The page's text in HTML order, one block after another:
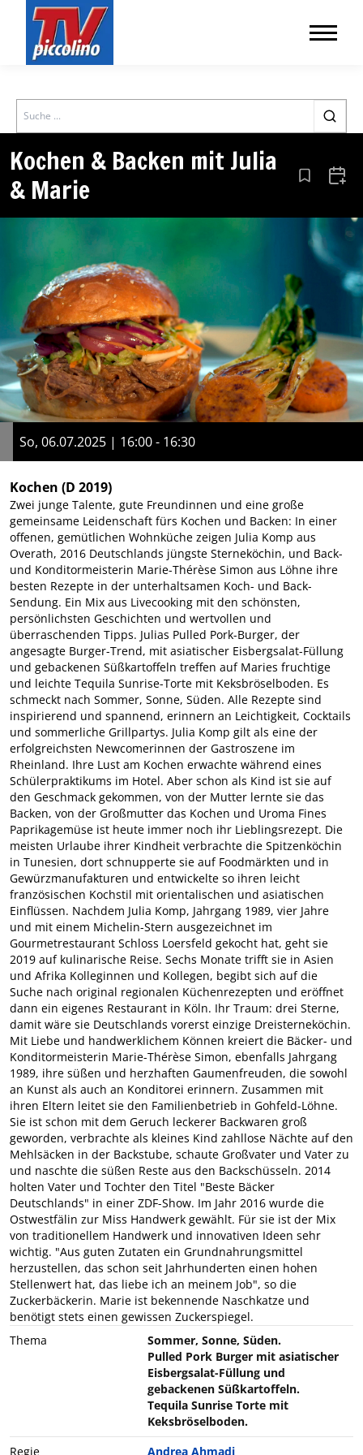
Search
Kochen & Backen mit Julia
& Marie
Aus den
So, 06.07.2025 | 16:00 - 16:30
Kochen (D 2019)
Zwei junge Talente, gute Freundinnen und eine große
gemeinsame Leidenschaft fürs Kochen und Backen: In einer
offenen, gemütlichen Wohnküche zeigen Julia Komp aus
Overath, 2016 Deutschlands jüngste Sterneköchin, und Back-
und Konditormeisterin Marie-Thérèse Simon aus Löhne ihre
besten Rezepte in der unterhaltsamen Koch- und Back-
Sendung. Ein Mix aus Livecooking mit den schönsten,
persönlichsten Geschichten und wertvollen und
überraschenden Tipps. Julias Pulled Pork-Burger, der
angesagte Burger-Trend, mit asiatischer Eisbergsalat-Füllung
und gebackenen Süßkartoffeln treffen auf Maries fruchtige
und leichte Tequila Sunrise-Torte mit Keksbröselboden. Es
schmeckt nach Sommer, Sonne, Süden. Alle Rezepte sind
inspirierend und spannend, erinnern an Leichtigkeit, Cocktails
und sommerliche Grillpartys. Julia Komp gilt als eine der
erfolgreichsten Newcomerinnen der Gastroszene im
Rheinland. Ihre Lust am Kochen erwachte während eines
Schülerpraktikums im Hotel. Aber schon als Kind ist sie auf
den Geschmack gekommen, von der Mutter lernte sie das
Backen, von der Großmutter das Kochen und Uroma Fines
Paprikagemüse ist heute immer noch ihr Lieblingsrezept. Die
meisten Urlaube ihrer Kindheit verbrachte die Spitzenköchin
in Tunesien, dort schnupperte sie auf Foodmärkten und in
Gewürzmanufakturen und entwickelte so ihren leicht
französischen Kochstil mit orientalischen und asiatischen
Einflüssen. Nachdem Julia Komp, Jahrgang 1989, vier Jahre
und mit einem Michelin-Stern ausgezeichnet im
Gourmetrestaurant Schloss Loersfeld gekocht hat, geht sie
2019 auf kulinarische Reise. Sechs Monate trifft sie in Asien
und Afrika Kolleginnen und Kollegen, begibt sich auf die
Suche nach original regionalen Küchenrezepten und eröffnet
dann ein eigenes Restaurant in Köln. Ihr Traum: drei Sterne,
damit wäre sie Deutschlands vorerst einzige Dreisterneköchin.
Mit Liebe und handwerklichem Können kreiert die Bäcker- und
Konditormeisterin Marie-Thérèse Simon, ebenfalls Jahrgang
1989, ihre süßen und herzhaften Gaumenfreuden, die sowohl
an Kunst als auch an Konditorei erinnern. Zusammen mit
ihren Eltern leitet sie den Familienbetrieb in Gohfeld-Löhne.
Sie ist schon mit dem Geruch leckerer Backwaren groß
geworden, verbrachte als kleines Kind zahllose Nächte auf den
Mehlsäcken in der Backstube, schaute Großvater und Vater zu
und naschte die süßen Reste aus den Backschüsseln. 2014
holten Vater und Tochter den Titel "Beste Bäcker
Deutschlands" in einer ZDF-Show. Im Jahr 2016 wurde die
Ostwestfälin zur Miss Handwerk gewählt. Für sie ist der Mix
von traditionellem Handwerk und innovativen Ideen sehr
wichtig. "Aus guten Zutaten ein Grundnahrungsmittel
herzustellen, das schon seit Jahrhunderten einen hohen
Stellenwert hat, das liebe ich an meinem Job", so die
Zuckerbäckerin. Marie ist bekennende Naschkatze und
benötigt stets einen gewissen Zuckerspiegel.
Thema
Sommer, Sonne, Süden.
Pulled Pork Burger mit asiatischer
Eisbergsalat-Füllung und
gebackenen Süßkartoffeln.
Tequila Sunrise Torte mit
Keksbröselboden.
Regie
Andrea Ahmadi